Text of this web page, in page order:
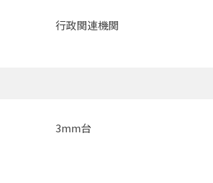
行政関連機関
3mm台